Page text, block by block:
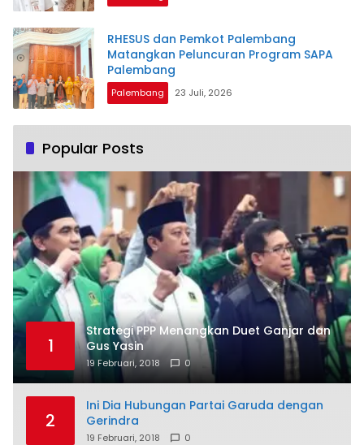
RHESUS dan Pemkot Palembang
Matangkan Peluncuran Program SAPA
Palembang
Palembang 23 Juli, 2026
Popular Posts
1
Strategi PPP Menangkan Duet Ganjar dan
Gus Yasin
19 Februari, 2018 0
2
Ini Dia Hubungan Partai Garuda dengan
Gerindra
19 Februari, 2018 0